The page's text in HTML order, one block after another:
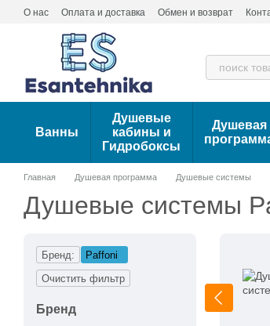
Перейти к основному контенту
О нас Оплата и доставка Обмен и возврат
Ванны
Душевые
кабины и
Гидробоксы
Душевая
Главная Душевая программа Душевые системы
Душевые системы
Бренд:
Paffoni
Очистить фильтр
Бренд